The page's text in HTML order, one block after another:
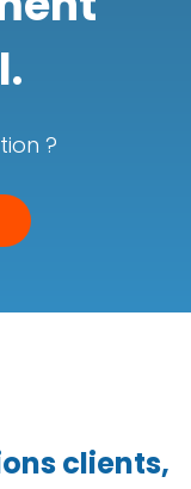
?
clients,